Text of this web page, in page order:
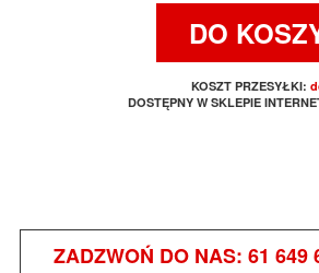
DO
KOSZT PRZESYŁKI:
DOSTĘPNY W SKLEPIE
ZADZWOŃ DO NAS: 61 649